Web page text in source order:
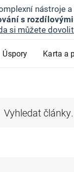
nástroje
s
si můžete
Úspory Karta a